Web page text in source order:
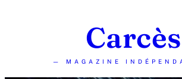
Carcès
— MAGAZINE